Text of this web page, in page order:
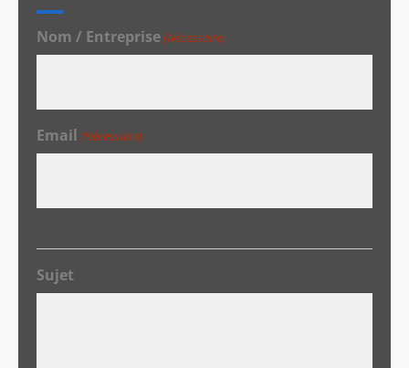
Nom / Entreprise(Nécessaire)
Email (Nécessaire)
Sujet